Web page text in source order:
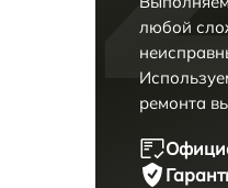
любой
ремонта